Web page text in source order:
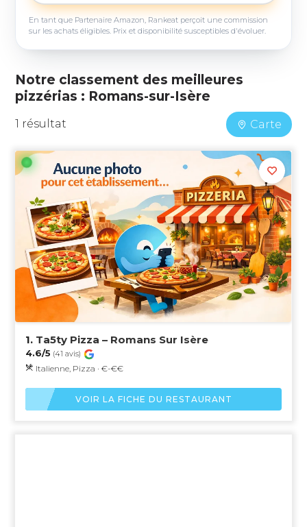
En tant que Partenaire Amazon, Rankeat perçoit une commission
sur les achats éligibles. Prix et disponibilité susceptibles d'évoluer.
Notre classement des meilleures
pizzérias : Romans-sur-Isère
1 résultat Carte
1. Ta5ty Pizza – Romans Sur Isère
4.6/5 (41 avis)
Italienne, Pizza · €-€€
VOIR LA FICHE DU RESTAURANT